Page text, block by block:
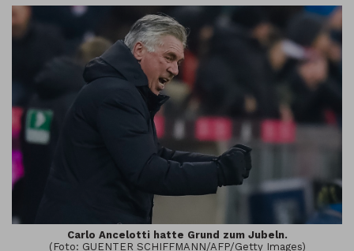
Carlo Ancelotti hatte Grund zum Jubeln.
(Foto: GUENTER SCHIFFMANN/AFP/Getty Images)